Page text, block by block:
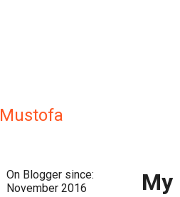
Mustofa
On Blogger since:
November 2016
My